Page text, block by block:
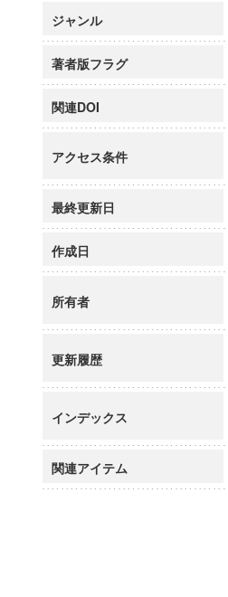
ジャンル
著者版フラグ
関連DOI
アクセス条件
最終更新日
作成日
所有者
更新履歴
インデックス
関連アイテム